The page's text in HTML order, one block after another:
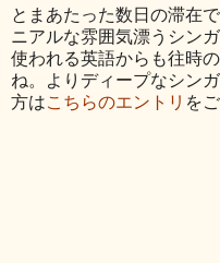
とまあたった数日の滞在
ニアルな雰囲気漂うシン
使われる英語からも往時
ね。よりディープなシン
方はこちらのエントリ を